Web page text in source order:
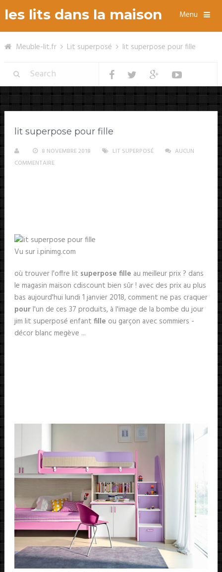
les lits dans la maison Menu
Meuble-lit.fr Lit superposé lit superpose pour fille
lit superpose pour fille
8 NOVEMBRE 2018 LIT SUPERPOSÉ
AUCUN
COMMENTAIRE
Vu sur i.pinimg.com
où trouver l'offre lit superpose fille au meilleur prix ? dans
le magasin maison cdiscount bien sûr ! avec des prix au plus
bas aujourd'hui lundi 1 janvier 2018, comment ne pas craquer
pourl'un de ces 37 produits, à l'image de la bombe du jour
jim lit superposé enfant fille ou garçon avec sommiers -
décor blanc megève ...